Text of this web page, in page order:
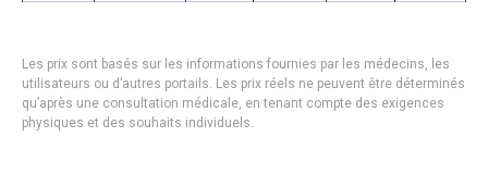
Les prix sont basés sur les informations fournies par les médecins, les
utilisateurs ou d’autres portails. Les prix réels ne peuvent être déterminés
qu’après une consultation médicale, en tenant compte des exigences
physiques et des souhaits individuels.